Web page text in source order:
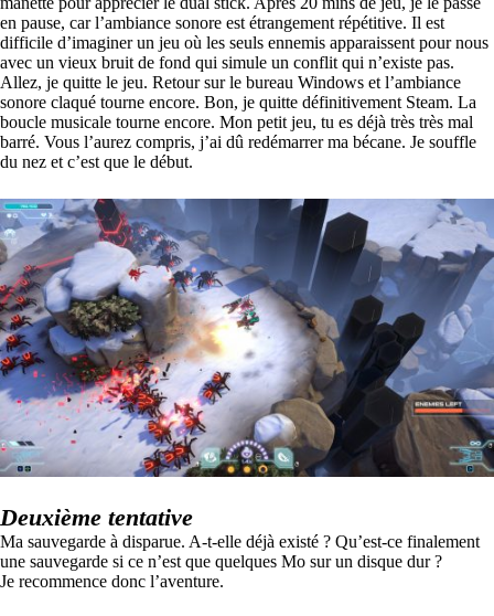
en pause, car l’ambiance sonore est étrangement répétitive. Il est
difficile d’imaginer un jeu où les seuls ennemis apparaissent pour nous
avec un vieux bruit de fond qui simule un conflit qui n’existe pas.
Allez, je quitte le jeu. Retour sur le bureau Windows et l’ambiance
sonore claqué tourne encore. Bon, je quitte définitivement Steam. La
boucle musicale tourne encore. Mon petit jeu, tu es déjà très très mal
barré. Vous l’aurez compris, j’ai dû redémarrer ma bécane. Je souffle
du nez et c’est que le début.
Deuxième tentative
Ma sauvegarde à disparue. A-t-elle déjà existé ? Qu’est-ce finalement
une sauvegarde si ce n’est que quelques Mo sur un disque dur ?
Je recommence donc l’aventure.